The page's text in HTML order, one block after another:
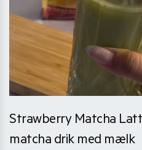
Strawberry Matcha
matcha drik med mælk